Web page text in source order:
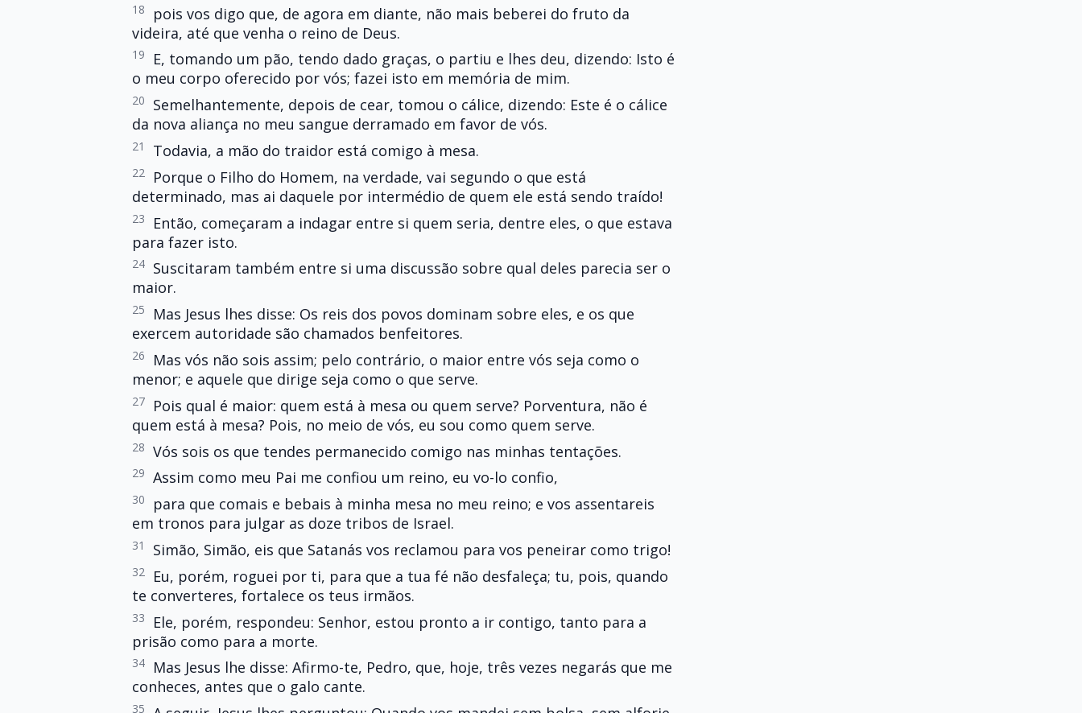
18
pois vos digo que, de agora em diante, não mais beberei do fruto da
videira, até que venha o reino de Deus.
19
E, tomando um pão, tendo dado graças, o partiu e lhes deu, dizendo: Isto é
o meu corpo oferecido por vós; fazei isto em memória de mim.
20
Semelhantemente, depois de cear, tomou o cálice, dizendo: Este é o cálice
da nova aliança no meu sangue derramado em favor de vós.
21 Todavia, a mão do traidor está comigo à mesa.
22
Porque o Filho do Homem, na verdade, vai segundo o que está
determinado, mas ai daquele por intermédio de quem ele está sendo traído!
23
Então, começaram a indagar entre si quem seria, dentre eles, o que estava
para fazer isto.
24 Suscitaram também entre si uma discussão sobre qual deles parecia ser o
maior.
25
Mas Jesus lhes disse: Os reis dos povos dominam sobre eles, e os que
exercem autoridade são chamados benfeitores.
26
Mas vós não sois assim; pelo contrário, o maior entre vós seja como o
menor; e aquele que dirige seja como o que serve.
27
Pois qual é maior: quem está à mesa ou quem serve? Porventura, não é
quem está à mesa? Pois, no meio de vós, eu sou como quem serve.
28 Vós sois os que tendes permanecido comigo nas minhas tentações.
29 Assim como meu Pai me confiou um reino, eu vo-lo confio,
30
para que comais e bebais à minha mesa no meu reino; e vos assentareis
em tronos para julgar as doze tribos de Israel.
31 Simão, Simão, eis que Satanás vos reclamou para vos peneirar como trigo!
32
Eu, porém, roguei por ti, para que a tua fé não desfaleça; tu, pois, quando
te converteres, fortalece os teus irmãos.
33
Ele, porém, respondeu: Senhor, estou pronto a ir contigo, tanto para a
prisão como para a morte.
34
Mas Jesus lhe disse: Afirmo-te, Pedro, que, hoje, três vezes negarás que me
conheces, antes que o galo cante.
35